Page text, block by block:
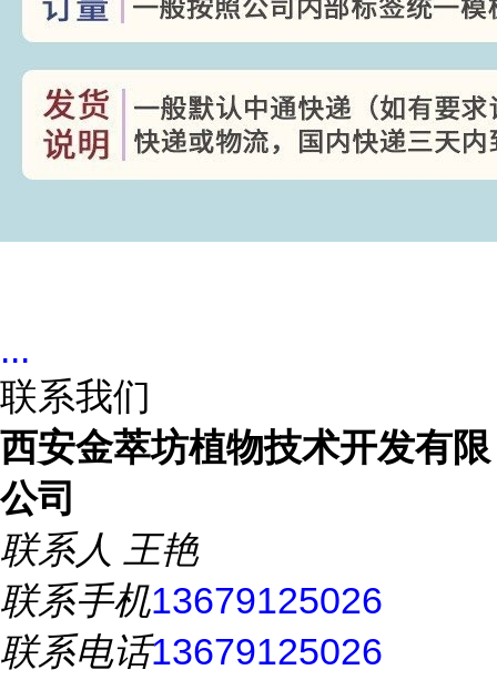
...
联系我们
西安金萃坊植物技术开发有限
公司
联系人 王艳
联系手机13679125026
联系电话13679125026